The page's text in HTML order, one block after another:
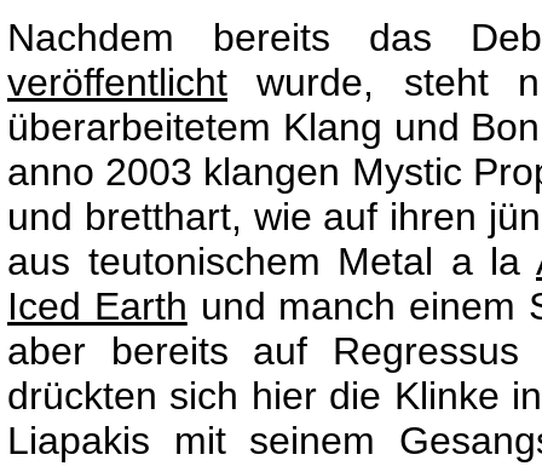
Nachdem bereits das
veröffentlicht wurde, steht
überarbeitetem Klang und
anno 2003 klangen Mystic
und bretthart, wie auf ihren
aus teutonischem Metal a la
Iced Earth und manch einem
aber bereits auf
drückten sich hier die Klinke
Liapakis mit seinem